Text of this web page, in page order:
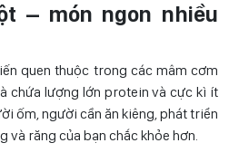
– món ngon nhiều
quen thuộc trong các mâm cơm
chứa lượng lớn protein và cực kì ít
ốm, người cần ăn kiêng, phát triển
và răng của bạn chắc khỏe hơn.